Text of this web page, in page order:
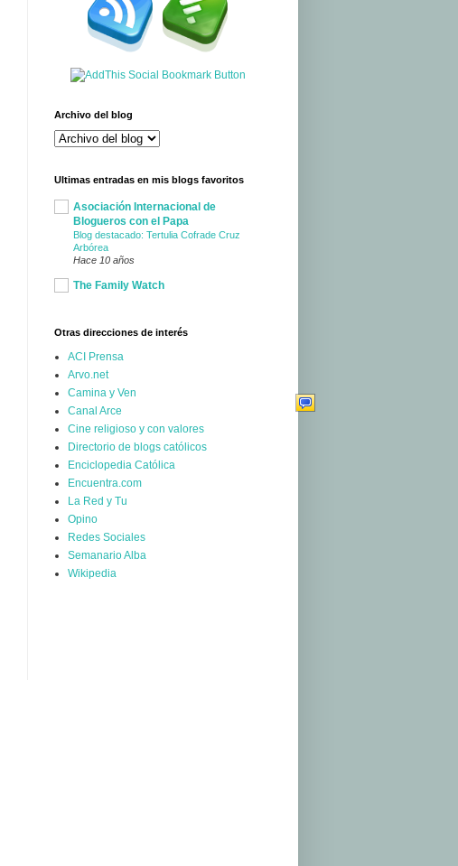
Archivo del blog
Ultimas entradas en mis blogs favoritos
Asociación Internacional de
Blogueros con el Papa
Blog destacado: Tertulia Cofrade Cruz
Arbórea
Hace 10 años
The Family Watch
Otras direcciones de interés
ACI Prensa
Arvo.net
Camina y Ven
Canal Arce
Cine religioso y con valores
Directorio de blogs católicos
Enciclopedia Católica
Encuentra.com
La Red y Tu
Opino
Redes Sociales
Semanario Alba
Wikipedia